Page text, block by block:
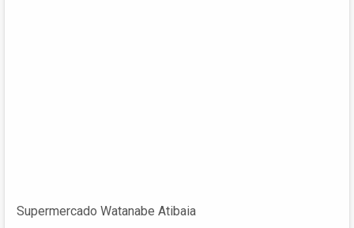
Supermercado Watanabe Atibaia